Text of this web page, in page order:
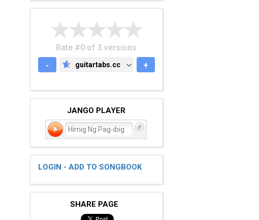
Rate #0 of 3 versions
-
GUITARTABS.CC
guitartabs.cc +
JANGO PLAYER
Himig Ng Pag-ibig
LOGIN - ADD TO SONGBOOK
SHARE PAGE